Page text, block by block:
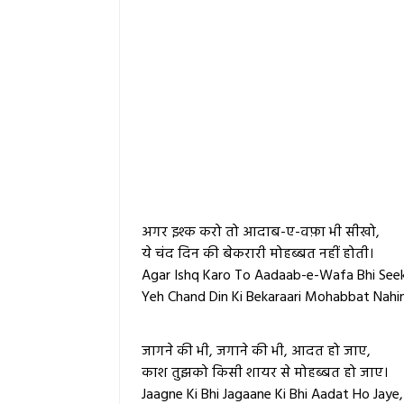
अगर इश्क करो तो आदाब-ए-वफ़ा भी सीखो,
ये चंद दिन की बेकरारीमोहब्बतनहीं होती।
Agar Ishq Karo To Aadaab-e-Wafa Bhi
Yeh Chand Din Ki Bekaraari Mohabbat
जागने की भी, जगाने की भी, आदत हो जाए,
काश तुझको किसी शायर सेमोहब्बतहो जाए।
Jaagne Ki Bhi Jagaane Ki Bhi Aadat Ho Jaye,